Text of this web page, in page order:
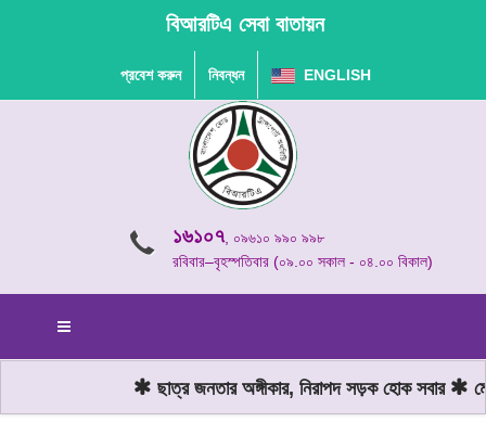
বিআরটিএ সেবা বাতায়ন
প্রবেশ করুন নিবন্ধন ENGLISH
১৬১০৭, ০৯৬১০ ৯৯০ ৯৯৮
রবিবার–বৃহস্পতিবার (০৯.০০ সকাল - ০৪.০০ বিকাল)
ছাত্র জনতার অঙ্গীকার, নিরাপদ সড়ক হোক সবার